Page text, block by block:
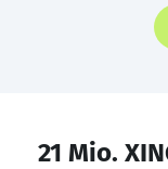
21 Mio.